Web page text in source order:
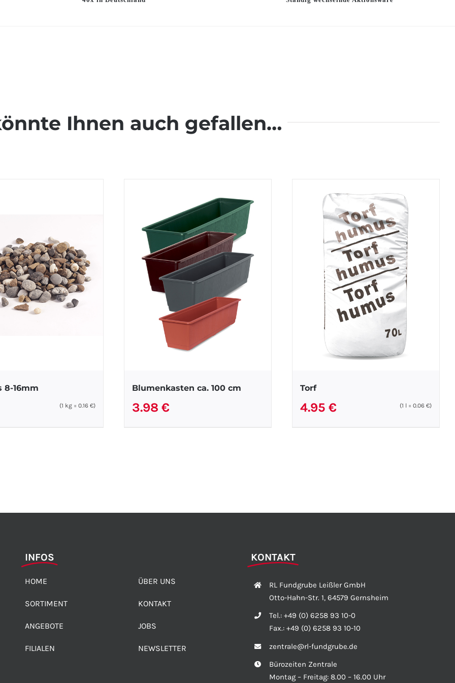
Ihnen auch gefallen…
8-16mm
(1 kg= 0.16 €)
Blumenkasten ca. 100 cm
3.98 €
Torf
4.95 € (1 l =0.06€)
INFOS
HOME
SORTIMENT
ANGEBOTE
FILIALEN
ÜBER UNS
KONTAKT
JOBS
NEWSLETTER
KONTAKT
RL Fundgrube Leißler GmbH
Otto-Hahn-Str. 1, 64579 Gernsheim
Tel.: +49 (0) 6258 93 10-0
Fax.: +49 (0) 6258 93 10-10
zentrale@rl-fundgrube.de
Bürozeiten Zentrale
Montag – Freitag: 8.00 – 16.00 Uhr